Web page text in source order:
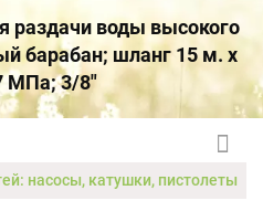
раздачи воды высокого
барабан; шланг 15 м. х
МПа; 3/8"
насосы, катушки, пистолеты